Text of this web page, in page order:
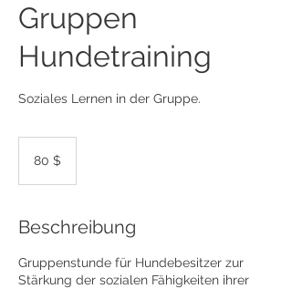
Gruppen
Hundetraining
Soziales Lernen in der Gruppe.
Dollar80 $
Beschreibung
Gruppenstunde für Hundebesitzer zur
Stärkung der sozialen Fähigkeiten ihrer